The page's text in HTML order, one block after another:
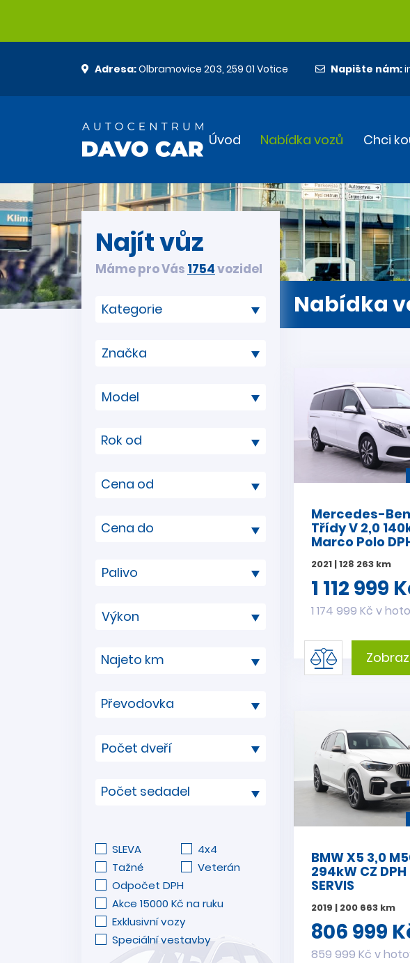
Adresa:Olbramovice 203, 259 01 Votice Napište nám:
Úvod Nabídka vozů Chci
Nabídka
Najít vůz
Máme pro Vás 1754vozidel
Rok od
Cena od
Cena do
Najeto km
Převodovka
Počet sedadel
SLEVA
4x4
Tažné
Veterán
Odpočet DPH
Akce 15000 Kč na ruku
Exklusivní vozy
Speciální vestavby
Mercedes-
Třídy V 2,0
Marco Polo
2021 | 128 263 km
1 112 999
1 174 999 Kč v
BMW X5 3,0
294kW CZ DPH
SERVIS
2019 | 200 663 km
806 999
859 999 Kč v